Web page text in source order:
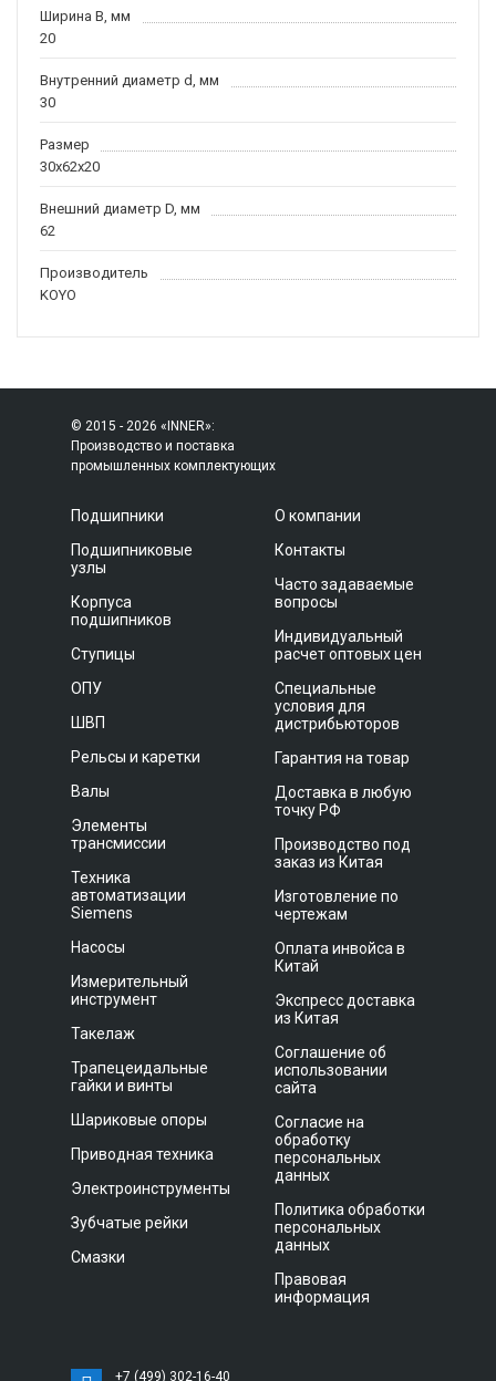
Ширина B, мм
20
Внутренний диаметр d, мм
30
Размер
30x62x20
Внешний диаметр D, мм
62
Производитель
KOYO
© 2015 - 2026 «INNER»:
Производство и поставка
промышленных комплектующих
Подшипники
Подшипниковые
узлы
Корпуса
подшипников
Ступицы
ОПУ
ШВП
Рельсы и каретки
Валы
Элементы
трансмиссии
Техника
автоматизации
Siemens
Насосы
Измерительный
инструмент
Такелаж
Трапецеидальные
гайки и винты
Шариковые опоры
Приводная техника
Электроинструменты
Зубчатые рейки
Смазки
О компании
Контакты
Часто задаваемые
вопросы
Индивидуальный
расчет оптовых цен
Специальные
условия для
дистрибьюторов
Гарантия на товар
Доставка в любую
точку РФ
Производство под
заказ из Китая
Изготовление по
чертежам
Оплата инвойса в
Китай
Экспресс доставка
из Китая
Соглашение об
использовании
сайта
Согласие на
обработку
персональных
данных
Политика обработки
персональных
данных
Правовая
информация
+7 (499) 302-16-40